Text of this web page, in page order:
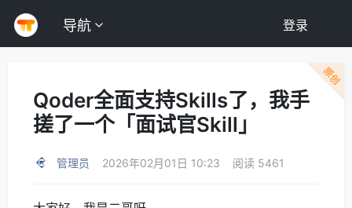
导航 登录
原创
Qoder全面支持Skills了，我手
搓了一个「面试官Skill」
管理员 2026年02月01日 10:23 阅读 5461